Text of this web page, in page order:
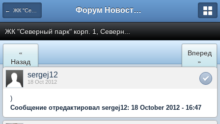
← ЖК "Северный Парк" Форум Новостройки
ЖК "Северный парк" корп. 1, Северн...
«
Назад
Вперед
»
sergej12
18 Oct 2012
)
Сообщение отредактировал sergej12: 18 October 2012 - 16:47